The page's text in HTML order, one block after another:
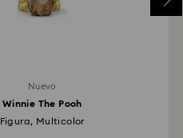
Nuevo
Winnie The Pooh
Figura, Multicolor